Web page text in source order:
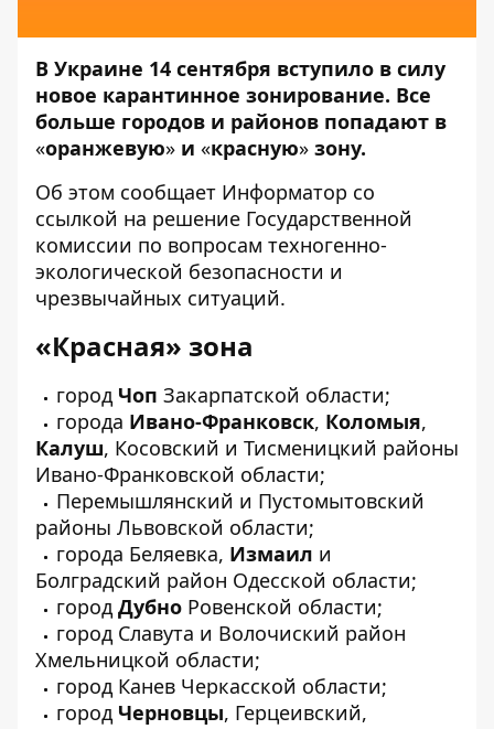
В Украине 14 сентября вступило в силу
новое карантинное зонирование. Все
больше городов и районов попадают в
«оранжевую» и «красную» зону.
Об этом сообщает Информатор со
ссылкой на решение Государственной
комиссии по вопросам техногенно-
экологической безопасности и
чрезвычайных ситуаций.
«Красная» зона
город Чоп Закарпатской области;
города Ивано-Франковск, Коломыя,
Калуш, Косовский и Тисменицкий районы
Ивано-Франковской области;
Перемышлянский и Пустомытовский
районы Львовской области;
города Беляевка, Измаил и
Болградский район Одесской области;
город Дубно Ровенской области;
город Славута и Волочиский район
Хмельницкой области;
город Канев Черкасской области;
город Черновцы, Герцеивский,